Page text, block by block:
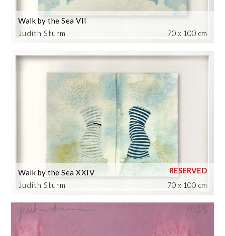
Judith Sturm
Walk by the Sea VII
70 x 100 cm
Judith Sturm
Walk by the Sea XXIV
70 x 100 cm